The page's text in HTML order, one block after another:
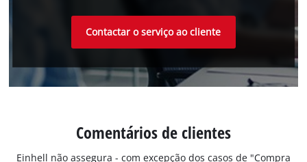
Contactar o serviço ao cliente
Comentários de clientes
Einhell não assegura - com excepção dos casos de "Compra